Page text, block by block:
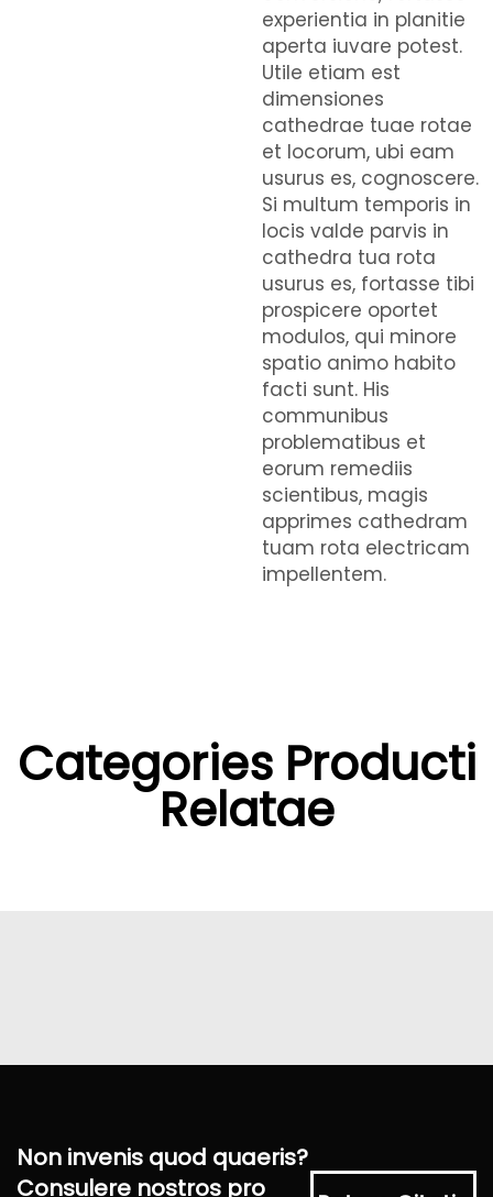
experientia in planitie
aperta iuvare potest.
Utile etiam est
dimensiones
cathedrae tuae rotae
et locorum, ubi eam
usurus es, cognoscere.
Si multum temporis in
locis valde parvis in
cathedra tua rota
usurus es, fortasse tibi
prospicere oportet
modulos, qui minore
spatio animo habito
facti sunt. His
communibus
problematibus et
eorum remediis
scientibus, magis
apprimes cathedram
tuam rota electricam
impellentem.
Categories Producti
Relatae
Non invenis quod quaeris?
Consulere nostros pro